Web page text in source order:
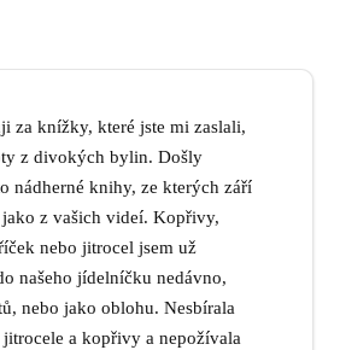
za knížky, které jste mi zaslali,
z divokých bylin. Došly
nádherné knihy, ze kterých září
z vašich videí. Kopřivy,
nebo jitrocel jsem už
našeho jídelníčku nedávno,
nebo jako oblohu. Nesbírala
jitrocele a kopřivy a nepožívala